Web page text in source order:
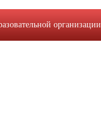
организации